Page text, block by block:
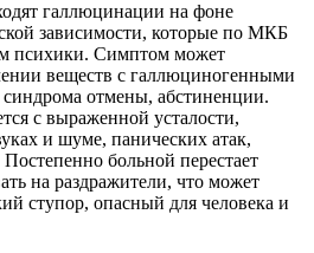
галлюцинации на фоне
зависимости, которые по МКБ
психики. Симптом может
веществ с галлюциногенными
отмены, абстиненции.
с выраженной усталости,
и шуме, панических атак,
больной перестает
на раздражители, что может
ступор, опасный для человека и